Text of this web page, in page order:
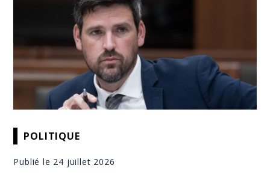
POLITIQUE
Publié le 24 juillet 2026